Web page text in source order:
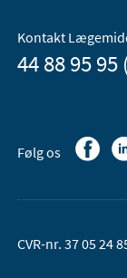
Kontakt
44 88 95 95
Følg os
CVR-nr. 37 05 24